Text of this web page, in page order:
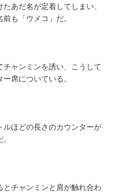
あだ名が定着してしまい、
も「ウメコ」だ。
ャンミンを誘い、こうして
席についている。
ルほどの長さのカウンターが
チャンミンと肩が触れ合わ